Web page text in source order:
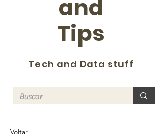
and
Tips
Tech and Data stuff
Voltar